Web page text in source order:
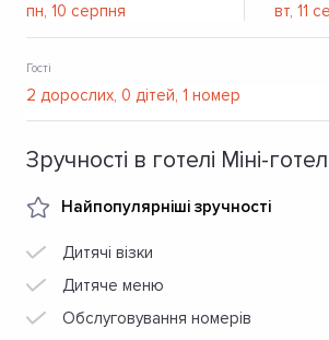
Гості
Зручності в готелі Міні-
Найпопулярніші зручності
Дитячі візки
Дитяче меню
Обслуговування номерів